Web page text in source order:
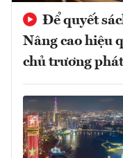
Để quyết
Nâng cao hiệu
chủ trương